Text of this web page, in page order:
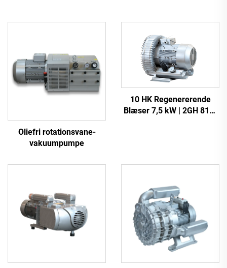
Oliefri rotationsvane-
vakuumpumpe
10 HK Regenererende
Blæser 7,5 kW | 2GH 810-